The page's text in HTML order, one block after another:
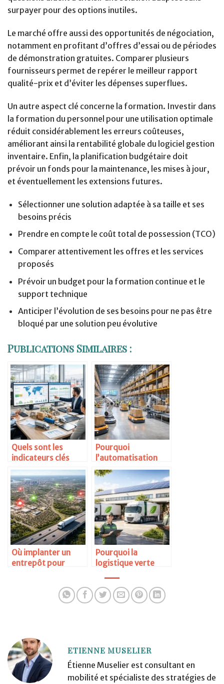
surpayer pour des options inutiles.
Le marché offre aussi des opportunités de négociation,
notamment en profitant d’offres d’essai ou de périodes
de démonstration gratuites. Comparer plusieurs
fournisseurs permet de repérer le meilleur rapport
qualité-prix et d’éviter les dépenses superflues.
Un autre aspect clé concerne la formation. Investir dans
la formation du personnel pour une utilisation optimale
réduit considérablement les erreurs coûteuses,
améliorant ainsi la rentabilité globale du logiciel gestion
inventaire. Enfin, la planification budgétaire doit
prévoir un fonds pour la maintenance, les mises à jour,
et éventuellement les extensions futures.
Sélectionner une solution adaptée à sa taille et ses
besoins précis
Prendre en compte le coût total de possession (TCO)
Comparer attentivement les offres et les services
proposés
Prévoir un budget pour la formation continue et le
support technique
Anticiper l’évolution de ses besoins pour ne pas être
bloqué par une solution peu évolutive
Publications Similaires :
Quels sont les
indicateurs clés
pour piloter une
supply chain
efficace
Pourquoi
l’automatisation
des entrepôts
devient stratégique
Où implanter un
entrepôt pour
Pourquoi la
logistique verte
commercial
ETIENNE MUSELIER
Étienne Muselier est consultant en
mobilité et spécialiste des stratégies de